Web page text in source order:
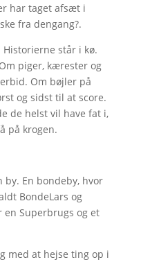
har taget afsæt i
fra dengang?.
står i kø.
piger, kærester og
Om bøjler på
og sidst til at score.
de helst vil have fat i,
på krogen.
En bondeby, hvor
BondeLars og
en Superbrugs og et
med at hejse ting op i